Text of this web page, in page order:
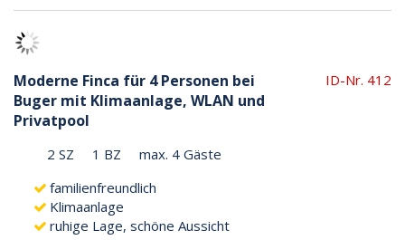
Moderne Finca für 4 Personen bei
Buger mit Klimaanlage, WLAN und
Privatpool
ID-Nr. 412
2 SZ 1 BZ
max. 4 Gäste
familienfreundlich
Klimaanlage
ruhige Lage, schöne Aussicht